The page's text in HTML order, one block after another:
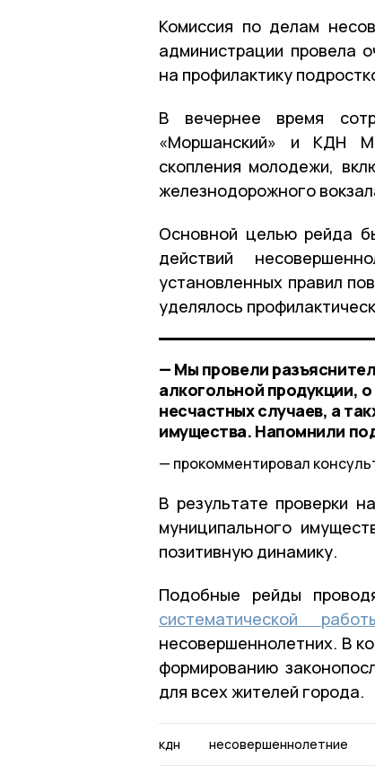
Комиссия по делам
администрации провела
на профилактику
В вечернее время
«Моршанский» и КДН
скопления молодежи,
железнодорожного
Основной целью рейда
действий
установленных правил
уделялось
— Мы провели
алкогольной продукции,
несчастных случаев, а
имущества. Напомнили
прокомментировал
В результате проверки
муниципального
позитивную динамику.
Подобные рейды
систематической
несовершеннолетних. В
формированию
для всех жителей города.
кдн несовершеннолетние